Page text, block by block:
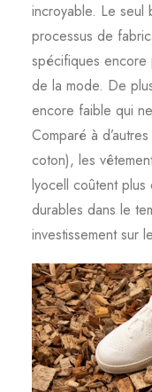
incroyable. Le
processus de
spécifiques encore
de la mode. De
encore faible qui
Comparé à
coton), les
lyocell coûtent plus
durables dans le
investissement sur